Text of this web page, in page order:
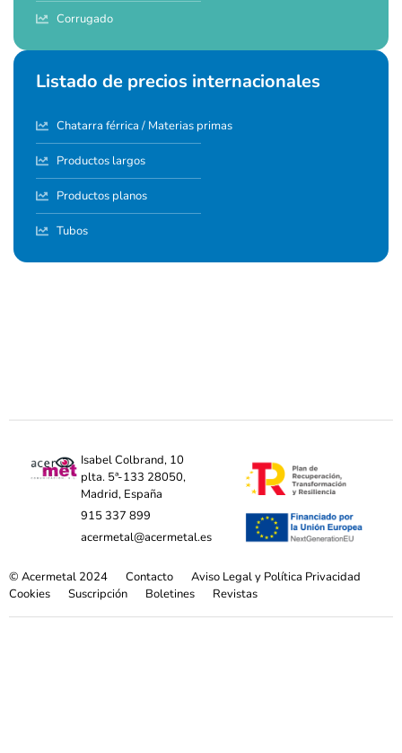
Corrugado
Listado de precios internacionales
Chatarra férrica / Materias primas
Productos largos
Productos planos
Tubos
Isabel Colbrand, 10
plta. 5ª-133 28050,
Madrid, España
915 337 899
acermetal@acermetal.es
© Acermetal 2024 Contacto
Aviso Legal y Política Privacidad
Cookies
Suscripción Boletines Revistas